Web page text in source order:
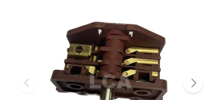
Lavadoras y lavavajillas
Secarropas